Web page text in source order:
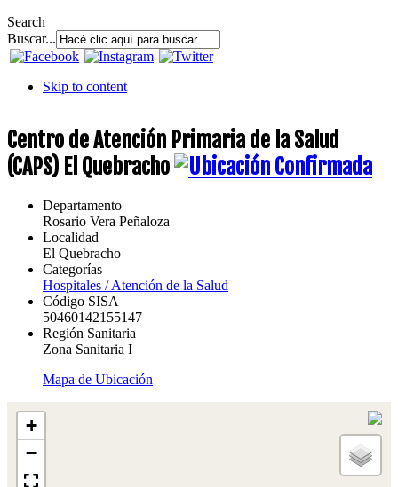
Search
Buscar...
Skip to content
Centro de Atención Primaria de la Salud
(CAPS) El Quebracho
Departamento
Rosario Vera Peñaloza
Localidad
El Quebracho
Categorías
Hospitales / Atención de la Salud
Código SISA
50460142155147
Región Sanitaria
Zona Sanitaria I
Mapa de Ubicación
+
−